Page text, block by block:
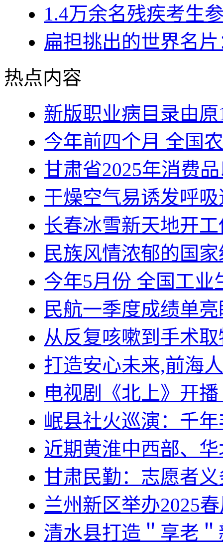
1.4万余名残疾考生
扁担挑出的世界名
热点内容
新版职业病目录由原
今年前四个月 全国
甘肃省2025年消费
干燥空气易诱发呼
长春冰雪新天地开
民族风情浓郁的国
今年5月份 全国工业
民航一季度成绩单
从反复咳嗽到手术
打造安心未来,前海
电视剧《北上》开
岷县社火巡演：千
近期黄淮中西部、
甘肃民勤：志愿者
兰州新区举办2025
清水县打造＂享老